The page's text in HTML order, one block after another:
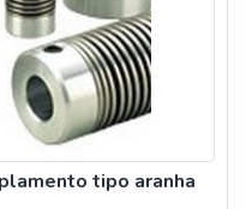
tipo aranha